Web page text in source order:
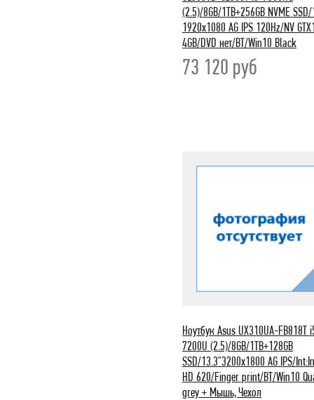
(2.5)/8GB/1TB+256GB NVME
1920x1080 AG IPS 120Hz/NV
4GB/DVD нет/BT/Win10 Black
73 120 руб
Ноутбук Asus UX310UA-FB818T
7200U (2.5)/8GB/1TB+128GB
SSD/13.3"3200x1800 AG IPS/
HD 620/Finger print/BT/Win10
grey + Мышь, Чехол